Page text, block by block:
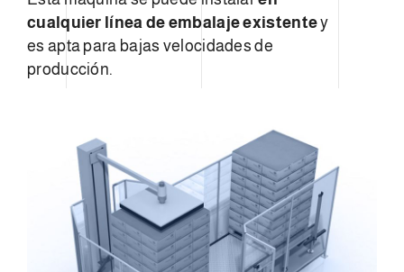
cualquier línea de embalaje existentey
es apta para bajas velocidades de
producción.